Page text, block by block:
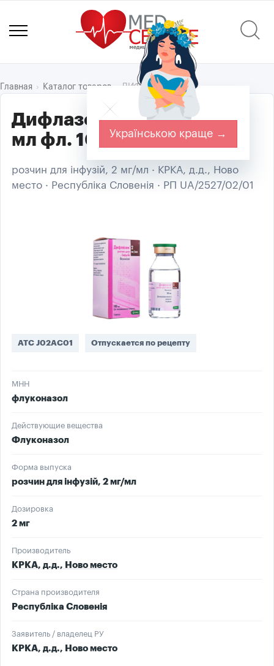
Главная Каталог товаров ДИФЛАЗОН®
Дифлазон р-н д/інф. 2мг/
мл фл. 100мл
розчин для інфузій, 2 мг/мл · КРКА, д.д., Ново
место · Республіка Словенія · РП UA/2527/02/01
ATC J02AC01 Отпускается по рецепту
МНН
флуконазол
Действующие вещества
Флуконазол
Форма выпуска
розчин для інфузій, 2 мг/мл
Дозировка
2 мг
Производитель
КРКА, д.д., Ново место
Страна производителя
Республіка Словенія
Заявитель / владелец РУ
КРКА, д.д., Ново место
Українською краще →